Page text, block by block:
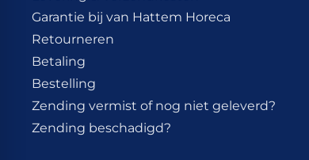
Garantie bij van Hattem Horeca
Retourneren
Betaling
Bestelling
Zending vermist of nog niet geleverd?
Zending beschadigd?